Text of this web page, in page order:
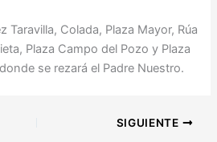
Taravilla, Colada, Plaza Mayor, Rúa
Plaza Campo del Pozo y Plaza
se rezará el Padre Nuestro.
SIGUIENTE